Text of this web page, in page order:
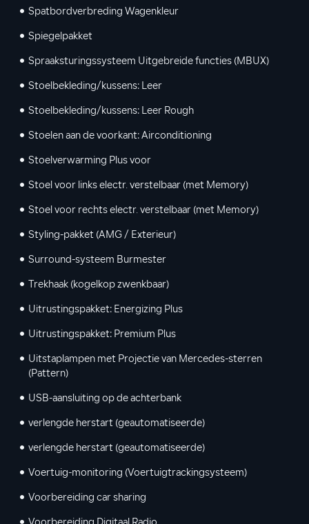
Spatbordverbreding Wagenkleur
Spiegelpakket
Spraaksturingssysteem Uitgebreide functies (MBUX)
Stoelbekleding/kussens: Leer
Stoelbekleding/kussens: Leer Rough
Stoelen aan de voorkant: Airconditioning
Stoelverwarming Plus voor
Stoel voor links electr. verstelbaar (met Memory)
Stoel voor rechts electr. verstelbaar (met Memory)
Styling-pakket (AMG / Exterieur)
Surround-systeem Burmester
Trekhaak (kogelkop zwenkbaar)
Uitrustingspakket: Energizing Plus
Uitrustingspakket: Premium Plus
Uitstaplampen met Projectie van Mercedes-sterren
(Pattern)
USB-aansluiting op de achterbank
verlengde herstart (geautomatiseerde)
verlengde herstart (geautomatiseerde)
Voertuig-monitoring (Voertuigtrackingsysteem)
Voorbereiding car sharing